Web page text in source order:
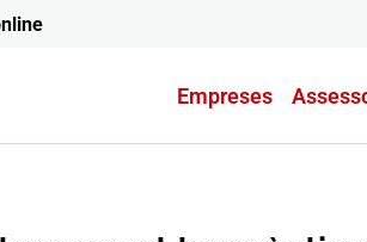
Empreses